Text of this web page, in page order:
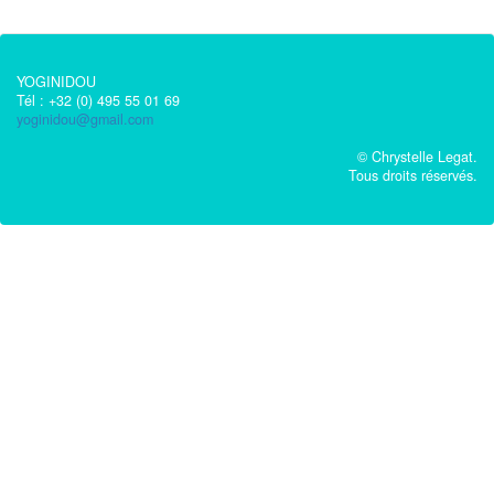
YOGINIDOU
Tél : +32 (0) 495 55 01 69
yoginidou@gmail.com
© Chrystelle Legat.
Tous droits réservés.